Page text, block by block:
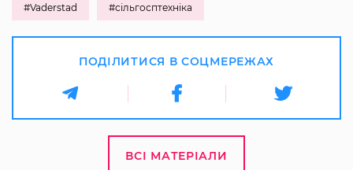
#Vaderstad #сільгосптехніка
ПОДІЛИТИСЯ В СОЦМЕРЕЖАХ
ВСІ МАТЕРІАЛИ